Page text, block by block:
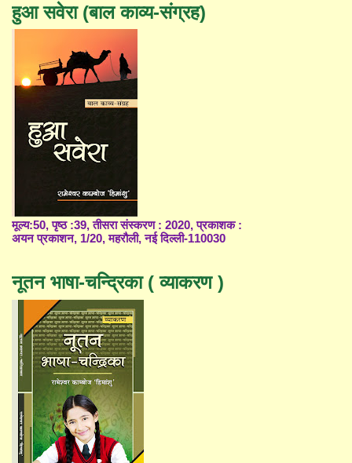
हुआ सवेरा (बाल काव्य-संग्रह)
मूल्य:50, पृष्ठ :39, तीसरा संस्करण : 2020, प्रकाशक :
अयन प्रकाशन, 1/20, महरौली, नई दिल्ली-110030
नूतन भाषा-चन्द्रिका ( व्याकरण )